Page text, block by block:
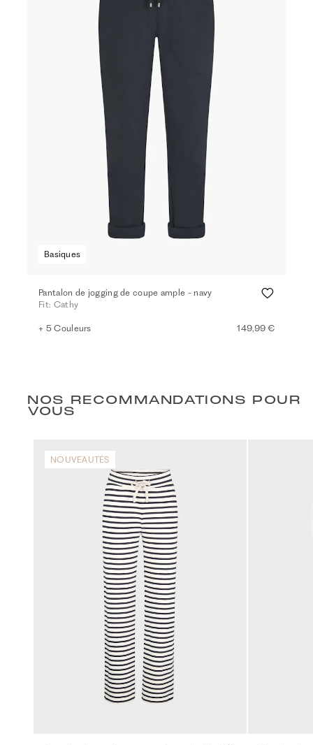
Basiques
Pantalon de jogging de coupe ample - navy
Fit: Cathy
+ 5 Couleurs 149,99 €
NOS RECOMMANDATIONS POUR
VOUS
NOUVEAUTÉS